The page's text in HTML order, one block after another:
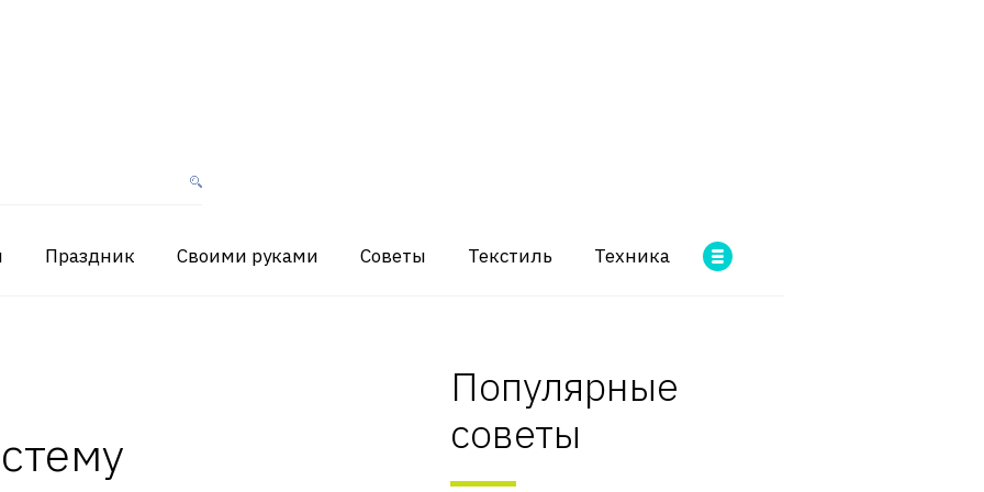
Праздник Своими руками Советы Текстиль Техника
Популярные
советы